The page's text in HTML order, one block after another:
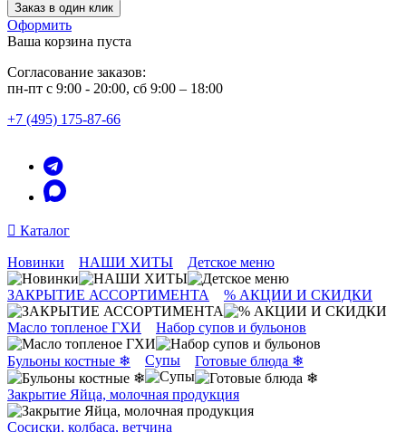
Заказ в один клик
Оформить
Ваша корзина пуста
Согласование заказов:
пн-пт с 9:00 - 20:00, сб 9:00 – 18:00
+7 (495) 175-87-66
Каталог
Новинки НАШИ ХИТЫ Детское меню
ЗАКРЫТИЕ АССОРТИМЕНТА % АКЦИИ И СКИДКИ
Масло топленое ГХИ Набор супов и бульонов
Бульоны костные ❄ Супы Готовые блюда ❄
Закрытие Яйца, молочная продукция
Сосиски, колбаса, ветчина